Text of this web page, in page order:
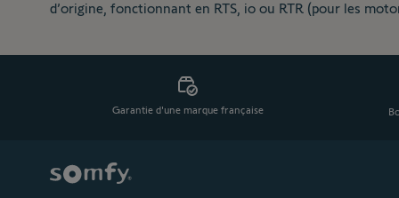
d’origine, fonctionnant en RTS, io ou RTR (pour les
Garantie d'une marque française